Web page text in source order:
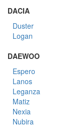
DACIA
Duster
Logan
DAEWOO
Espero
Lanos
Leganza
Matiz
Nexia
Nubira